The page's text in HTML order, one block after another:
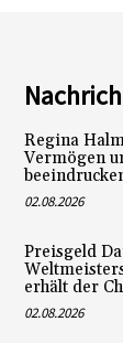
Regina
Vermögen
02.08.2026
Preisgeld
erhält der
02.08.2026